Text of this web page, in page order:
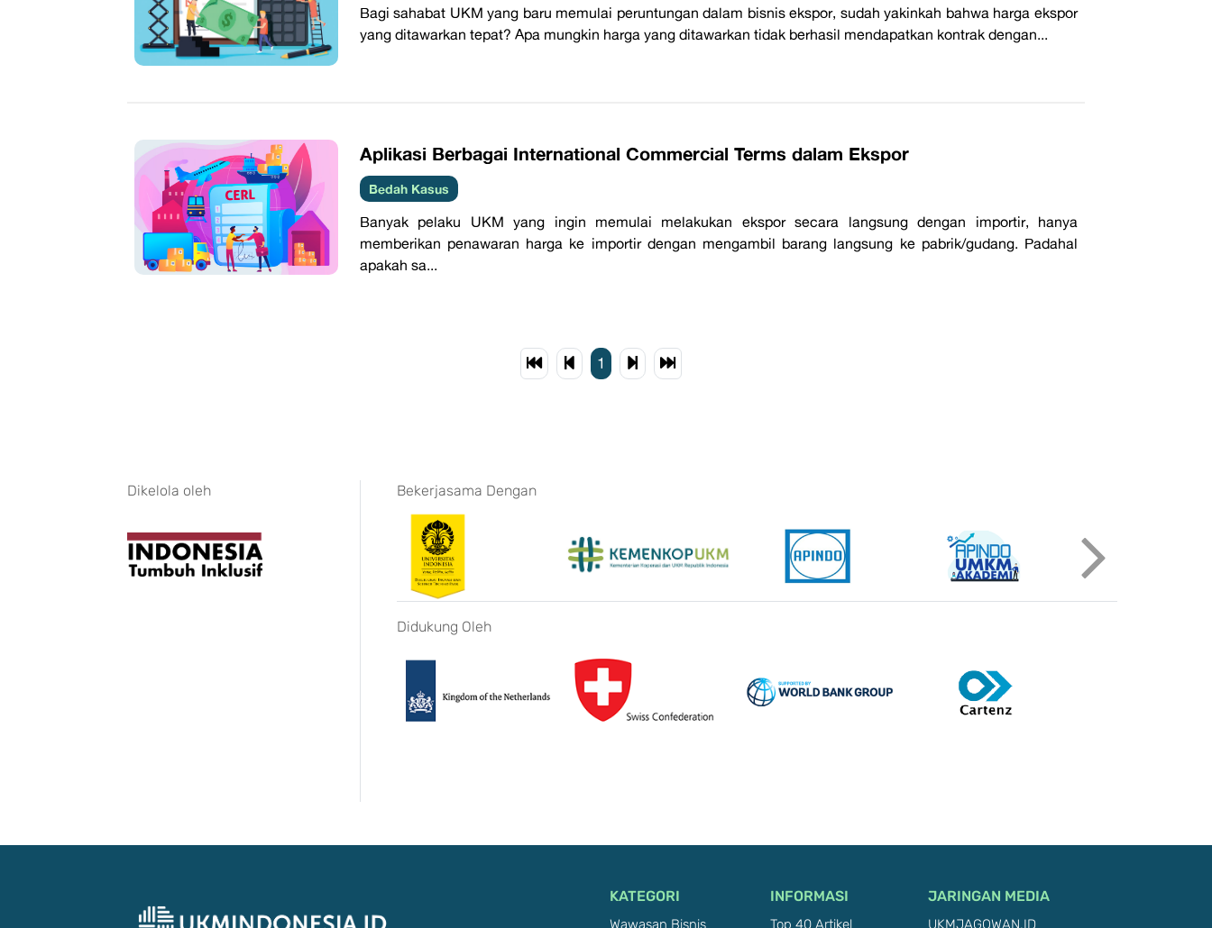
Bagi sahabat UKM yang baru memulai peruntungan dalam bisnis ekspor, sudah yakinkah bahwa harga ekspor
yang ditawarkan tepat? Apa mungkin harga yang ditawarkan tidak berhasil mendapatkan kontrak dengan...
Aplikasi Berbagai International Commercial Terms dalam Ekspor
Bedah Kasus
Banyak pelaku UKM yang ingin memulai melakukan ekspor secara langsung dengan importir, hanya
memberikan penawaran harga ke importir dengan mengambil barang langsung ke pabrik/gudang. Padahal
apakah sa...
1
Dikelola oleh Bekerjasama Dengan
Didukung Oleh
KATEGORI INFORMASI JARINGAN MEDIA